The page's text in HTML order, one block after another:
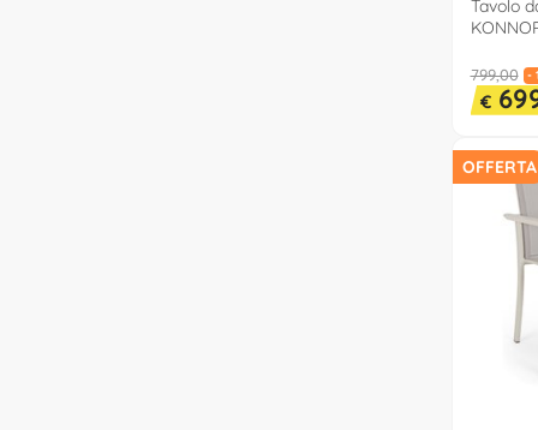
Tavolo
799,00 -
€
OFFERTA